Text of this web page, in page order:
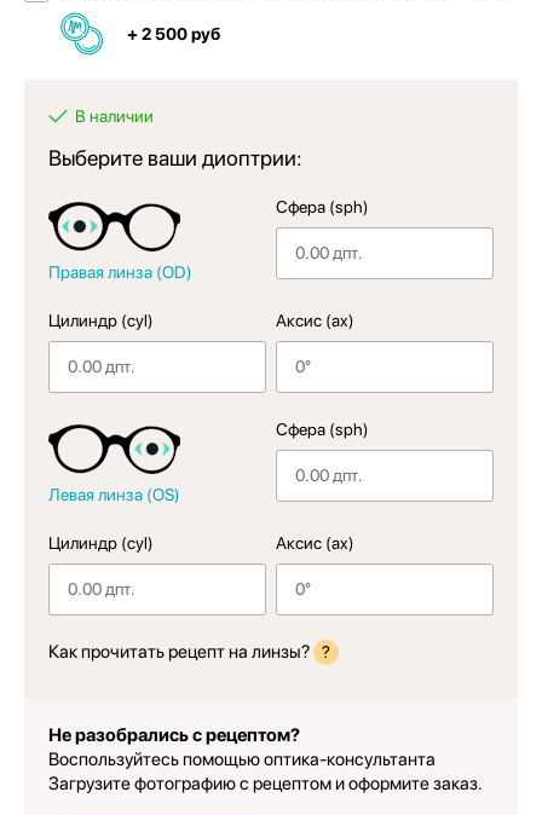
+ 2 500 руб
В наличии
Выберите ваши диоптрии:
Правая линза (OD)
Сфера (sph)
Цилиндр (cyl) Аксис (ax)
Левая линза (OS)
Сфера (sph)
Цилиндр (cyl) Аксис (ax)
Как прочитать рецепт на линзы? ?
Не разобрались с рецептом?
Воспользуйтесь помощью оптика-консультанта
Загрузите фотографию с рецептом и оформите заказ.